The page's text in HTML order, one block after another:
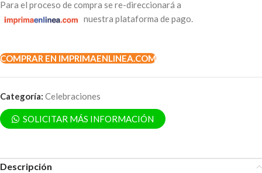
Para el proceso de compra se re-direccionará a
nuestra plataforma de pago.
COMPRAR EN IMPRIMAENLINEA.COM
Categoría: Celebraciones
SOLICITAR MÁS INFORMACIÓN
Descripción